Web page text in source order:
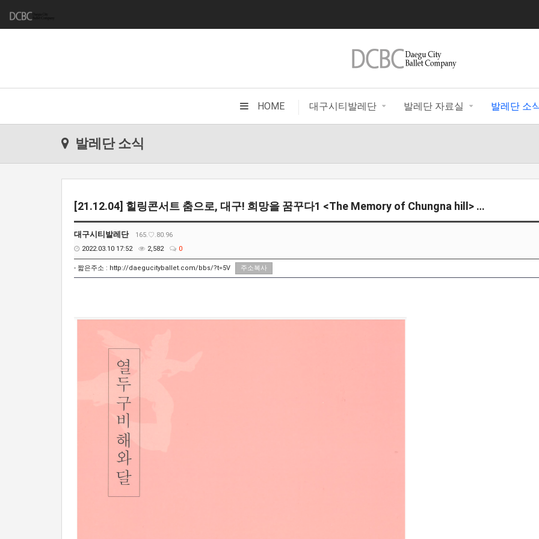
HOME 대구시티발레단 발레단 자료실 발레단 소
발레단 소식
[21.12.04] 힐링콘서트 춤으로, 대구! 희망을 꿈꾸다1 <The Memory of Chungna hill> …
대구시티발레단
165.♡.80.96
2022.03.10 17:52
2,582 0
- 짧은주소 : http://daegucityballet.com/bbs/?t=5V 주소복사